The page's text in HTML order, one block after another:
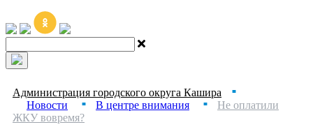
Администрация городского округа Кашира ■
Новости ■ В центре внимания ■
Не оплатили
ЖКУ вовремя?